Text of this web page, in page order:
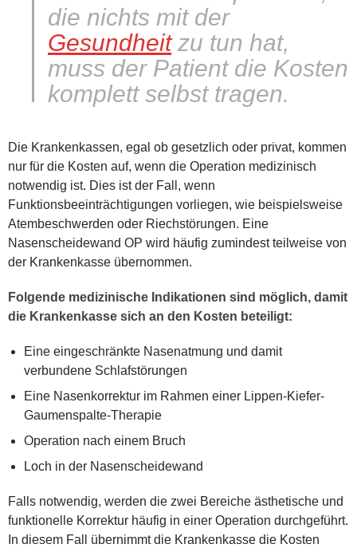
die nichts mit der
Gesundheitzu tun hat,
muss der Patient die Kosten
komplett selbst tragen.
Die Krankenkassen, egal ob gesetzlich oder privat, kommen
nur für die Kosten auf, wenn die Operation medizinisch
notwendig ist. Dies ist der Fall, wenn
Funktionsbeeinträchtigungen vorliegen, wie beispielsweise
Atembeschwerden oder Riechstörungen. Eine
Nasenscheidewand OP wird häufig zumindest teilweise von
der Krankenkasse übernommen.
Folgende medizinische Indikationen sind möglich, damit
die Krankenkasse sich an den Kosten beteiligt:
Eine eingeschränkte Nasenatmung und damit
verbundene Schlafstörungen
Eine Nasenkorrektur im Rahmen einer Lippen-Kiefer-
Gaumenspalte-Therapie
Operation nach einem Bruch
Loch in der Nasenscheidewand
Falls notwendig, werden die zwei Bereiche ästhetische und
funktionelle Korrektur häufig in einer Operation durchgeführt.
In diesem Fall übernimmt die Krankenkasse die Kosten